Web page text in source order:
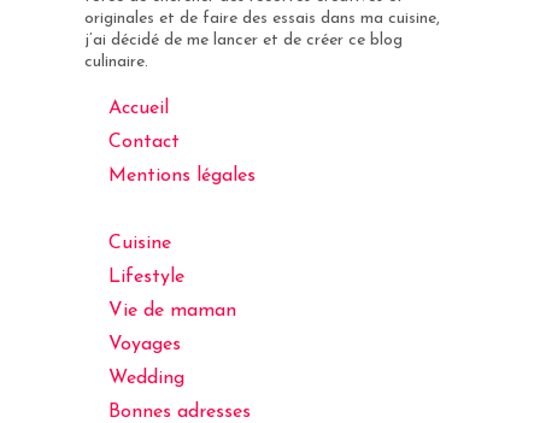
originales et de faire des essais dans ma cuisine,
j’ai décidé de me lancer et de créer ce blog
culinaire.
Accueil
Contact
Mentions légales
Cuisine
Lifestyle
Vie de maman
Voyages
Wedding
Bonnes adresses